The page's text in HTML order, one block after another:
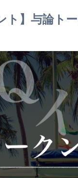
ト】与論ト